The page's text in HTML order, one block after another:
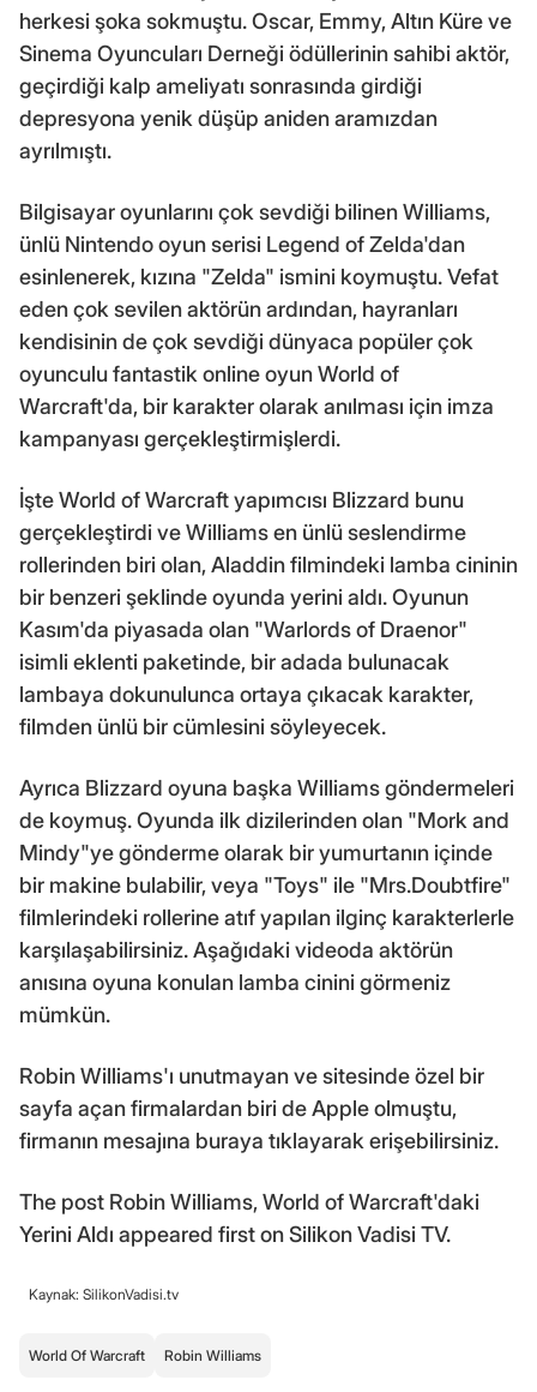
herkesi şoka sokmuştu. Oscar, Emmy, Altın Küre ve
Sinema Oyuncuları Derneği ödüllerinin sahibi aktör,
geçirdiği kalp ameliyatı sonrasında girdiği
depresyona yenik düşüp aniden aramızdan
ayrılmıştı.
Bilgisayar oyunlarını çok sevdiği bilinen Williams,
ünlü Nintendo oyun serisi Legend of Zelda'dan
esinlenerek, kızına "Zelda" ismini koymuştu. Vefat
eden çok sevilen aktörün ardından, hayranları
kendisinin de çok sevdiği dünyaca popüler çok
oyunculu fantastik online oyun World of
Warcraft'da, bir karakter olarak anılması için imza
kampanyası gerçekleştirmişlerdi.
İşte World of Warcraft yapımcısı Blizzard bunu
gerçekleştirdi ve Williams en ünlü seslendirme
rollerinden biri olan, Aladdin filmindeki lamba cininin
bir benzeri şeklinde oyunda yerini aldı. Oyunun
Kasım'da piyasada olan "Warlords of Draenor"
isimli eklenti paketinde, bir adada bulunacak
lambaya dokunulunca ortaya çıkacak karakter,
filmden ünlü bir cümlesini söyleyecek.
Ayrıca Blizzard oyuna başka Williams göndermeleri
de koymuş. Oyunda ilk dizilerinden olan "Mork and
Mindy"ye gönderme olarak bir yumurtanın içinde
bir makine bulabilir, veya "Toys" ile "Mrs.Doubtfire"
filmlerindeki rollerine atıf yapılan ilginç karakterlerle
karşılaşabilirsiniz. Aşağıdaki videoda aktörün
anısına oyuna konulan lamba cinini görmeniz
mümkün.
Robin Williams'ı unutmayan ve sitesinde özel bir
sayfa açan firmalardan biri de Apple olmuştu,
firmanın mesajına buraya tıklayarak erişebilirsiniz.
The post Robin Williams, World of Warcraft'daki
Yerini Aldı appeared first on Silikon Vadisi TV.
Kaynak: SilikonVadisi.tv
World Of Warcraft Robin Williams